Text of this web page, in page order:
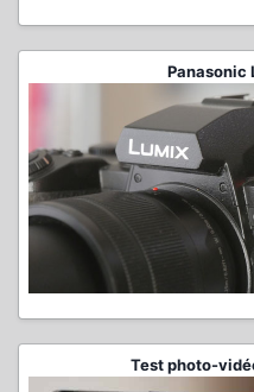
Panasonic
Test photo-